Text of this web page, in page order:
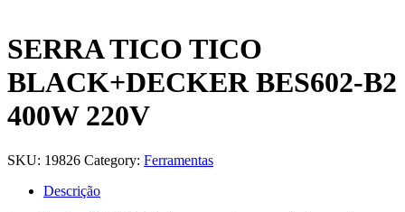
SERRA TICO TICO
BLACK+DECKER BES602-B2
400W 220V
SKU: 19826 Category: Ferramentas
Descrição